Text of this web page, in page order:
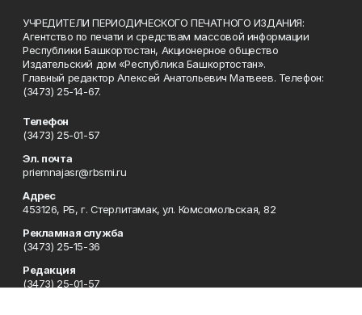
УЧРЕДИТЕЛИ ПЕРИОДИЧЕСКОГО ПЕЧАТНОГО ИЗДАНИЯ:
Агентство по печати и средствам массовой информации
Республики Башкортостан, Акционерное общество
Издательский дом «Республика Башкортостан».
Главный редактор Алексей Анатольевич Матвеев. Телефон:
(3473) 25-14-67.
Телефон
(3473) 25-01-57
Эл. почта
priemnajasr@rbsmi.ru
Адрес
453126, РБ, г. Стерлитамак, ул. Комсомольская, 82
Рекламная служба
(3473) 25-15-36
Редакция
(3473) 25-01-57